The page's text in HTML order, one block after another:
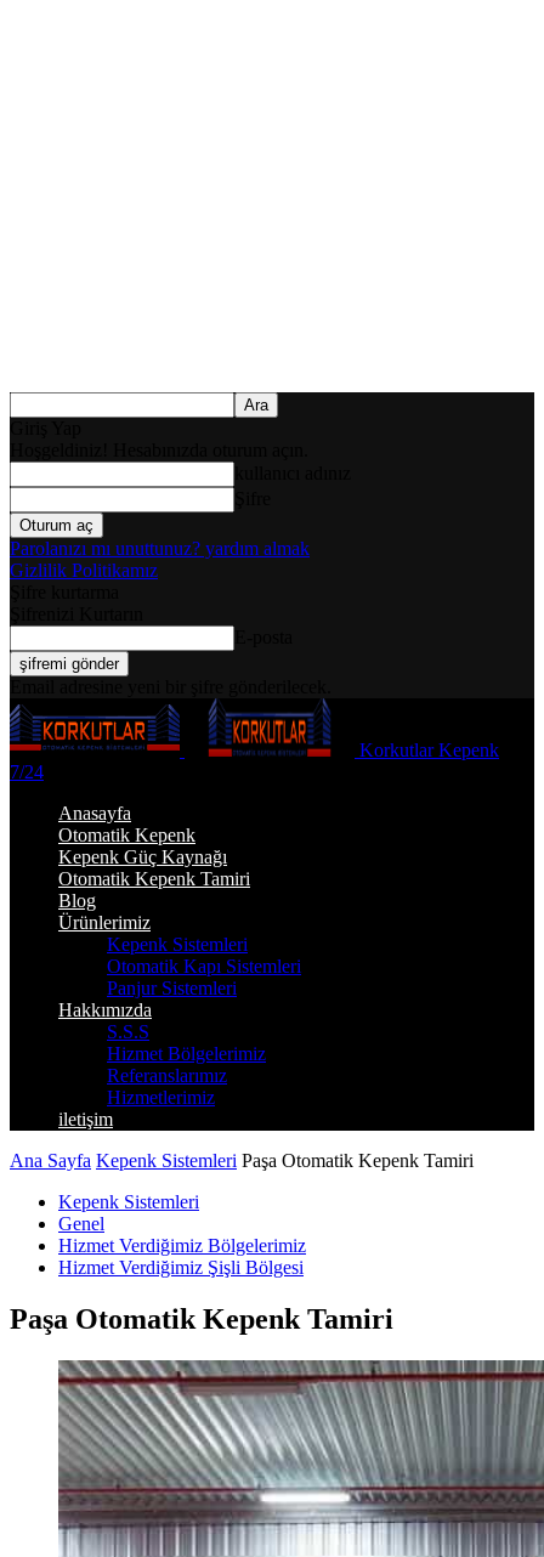
Parolanızı mı unuttunuz? yardım almak
Gizlilik Politikamız
Korkutlar Kepenk
7/24
Anasayfa
Otomatik Kepenk
Kepenk Güç Kaynağı
Otomatik Kepenk Tamiri
Blog
Ürünlerimiz
Kepenk Sistemleri
Otomatik Kapı Sistemleri
Panjur Sistemleri
Hakkımızda
S.S.S
Hizmet Bölgelerimiz
Referanslarımız
Hizmetlerimiz
iletişim
Ana Sayfa Kepenk Sistemleri Paşa Otomatik Kepenk Tamiri
Kepenk Sistemleri
Genel
Hizmet Verdiğimiz Bölgelerimiz
Hizmet Verdiğimiz Şişli Bölgesi
Paşa Otomatik Kepenk Tamiri